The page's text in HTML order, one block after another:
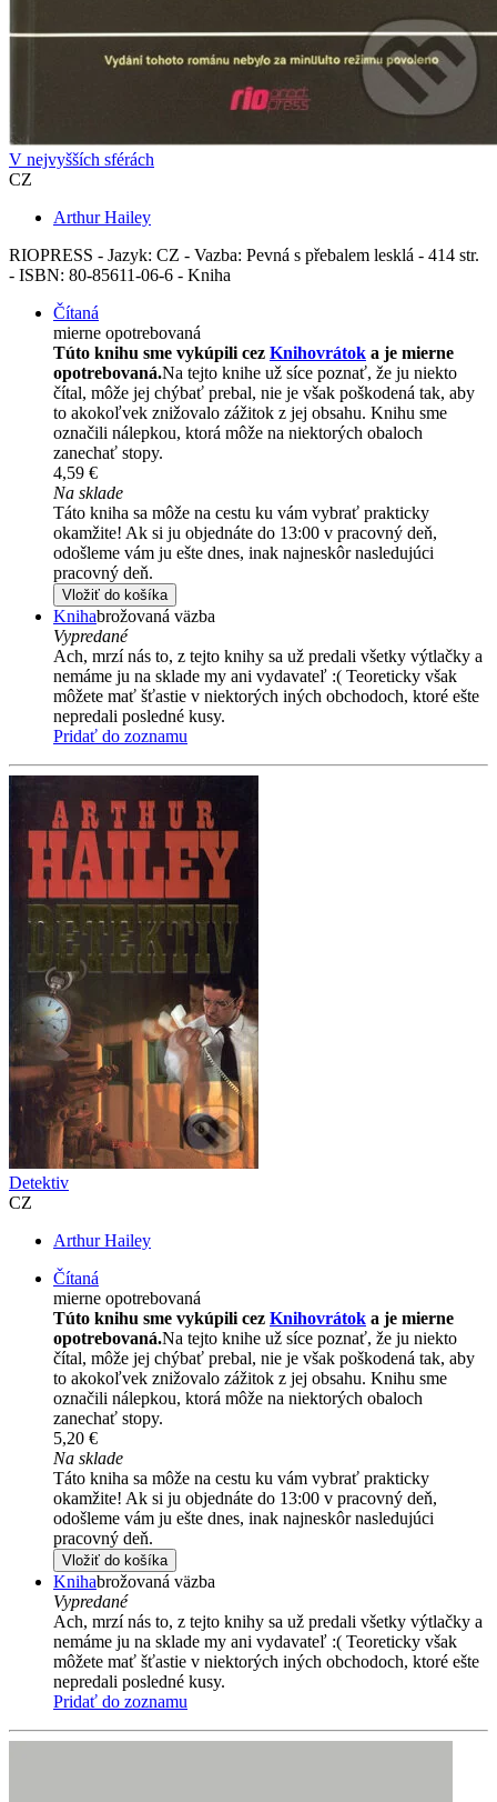
V nejvyšších sférách
CZ
Arthur Hailey
RIOPRESS - Jazyk: CZ - Vazba: Pevná s přebalem lesklá - 414 str.
- ISBN: 80-85611-06-6 - Kniha
Čítaná
mierne opotrebovaná
Túto knihu sme vykúpili cez Knihovrátok a je mierne
opotrebovaná.Na tejto knihe už síce poznať, že ju niekto
čítal, môže jej chýbať prebal, nie je však poškodená tak, aby
to akokoľvek znižovalo zážitok z jej obsahu. Knihu sme
označili nálepkou, ktorá môže na niektorých obaloch
zanechať stopy.
4,59 €
Na sklade
Táto kniha sa môže na cestu ku vám vybrať prakticky
okamžite! Ak si ju objednáte do 13:00 v pracovný deň,
odošleme vám ju ešte dnes, inak najneskôr nasledujúci
pracovný deň.
Vložiť do košíka
Knihabrožovaná väzba
Vypredané
Ach, mrzí nás to, z tejto knihy sa už predali všetky výtlačky a
nemáme ju na sklade my ani vydavateľ :( Teoreticky však
môžete mať šťastie v niektorých iných obchodoch, ktoré ešte
nepredali posledné kusy.
Pridať do zoznamu
Detektiv
CZ
Arthur Hailey
Čítaná
mierne opotrebovaná
Túto knihu sme vykúpili cez Knihovrátok a je mierne
opotrebovaná.Na tejto knihe už síce poznať, že ju niekto
čítal, môže jej chýbať prebal, nie je však poškodená tak, aby
to akokoľvek znižovalo zážitok z jej obsahu. Knihu sme
označili nálepkou, ktorá môže na niektorých obaloch
zanechať stopy.
5,20 €
Na sklade
Táto kniha sa môže na cestu ku vám vybrať prakticky
okamžite! Ak si ju objednáte do 13:00 v pracovný deň,
odošleme vám ju ešte dnes, inak najneskôr nasledujúci
pracovný deň.
Vložiť do košíka
Knihabrožovaná väzba
Vypredané
Ach, mrzí nás to, z tejto knihy sa už predali všetky výtlačky a
nemáme ju na sklade my ani vydavateľ :( Teoreticky však
môžete mať šťastie v niektorých iných obchodoch, ktoré ešte
nepredali posledné kusy.
Pridať do zoznamu